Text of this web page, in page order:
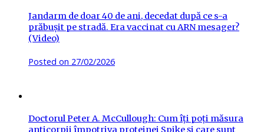
Jandarm de doar 40 de ani, decedat după ce s-a
prăbușit pe stradă. Era vaccinat cu ARN mesager?
(Video)
Posted on 27/02/2026
Doctorul Peter A. McCullough: Cum îți poți măsura